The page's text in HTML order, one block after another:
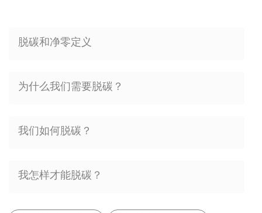
脱碳和净零定义
为什么我们需要脱碳？
我们如何脱碳？
我怎样才能脱碳？